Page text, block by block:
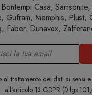
Casa,
Gufram, Memphis, Plust,
Faber, Dunavox,
al trattamento dei dati ai sensi
all'articolo 13 GDPR (D.lgs